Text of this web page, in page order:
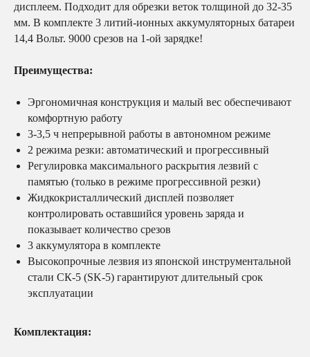
дисплеем. Подходит для обрезки веток толщиной до 32-35
мм. В комплекте 3 литий-ионных аккумуляторных батареи
14,4 Вольт. 9000 срезов на 1-ой зарядке!
Преимущества:
Эргономичная конструкция и малый вес обеспечивают
комфортную работу
3-3,5 ч непрерывной работы в автономном режиме
2 режима резки: автоматический и прогрессивный
Регулировка максимального раскрытия лезвий с
памятью (только в режиме прогрессивной резки)
Жидкокристаллический дисплей позволяет
контролировать оставшийся уровень заряда и
показывает количество срезов
3 аккумулятора в комплекте
Высокопрочные лезвия из японской инструментальной
стали СК-5 (SK-5) гарантируют длительный срок
эксплуатации
Комплектация: